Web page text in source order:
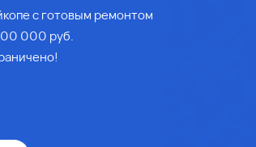
с готовым ремонтом
000 руб.